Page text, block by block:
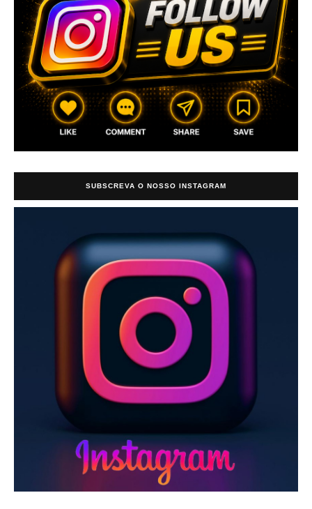
SUBSCREVA O NOSSO INSTAGRAM